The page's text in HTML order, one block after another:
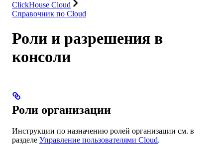
ClickHouse Cloud
Справочник по Cloud
Роли и разрешения в
консоли
Роли организации
Инструкции по назначению ролей организации см. в
разделе Управление пользователями Cloud.